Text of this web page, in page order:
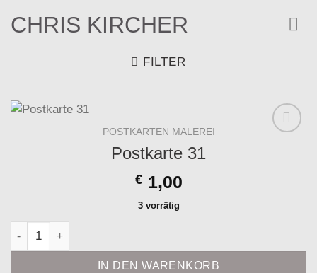
InhaltCHRIS KIRCHER
FILTER
POSTKARTEN MALEREI
Postkarte 31
€ 1,00
3 vorrätig
Postkarte 31 Menge
IN DEN WARENKORB